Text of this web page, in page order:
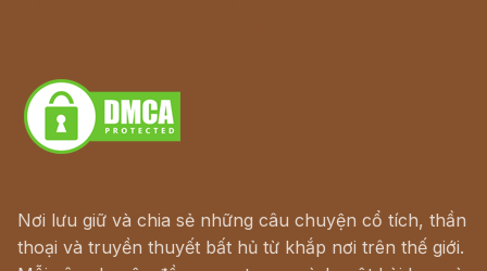
Nơi lưu giữ và chia sẻ những câu chuyện cổ tích, thần
thoại và truyền thuyết bất hủ từ khắp nơi trên thế giới.